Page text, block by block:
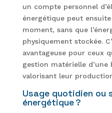
un compte personnel
énergétique peut
moment, sans que
physiquement stockée.
avantageuse pour ceux
gestion matérielle
valorisant leur
Usage quotidien ou
énergétique ?